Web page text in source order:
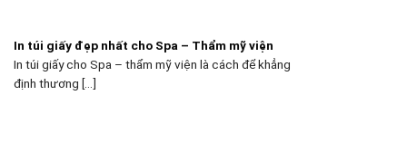
In túi giấy đẹp nhất cho Spa – Thẩm mỹ viện
In túi giấy cho Spa – thẩm mỹ viện là cách để khẳng
định thương [...]